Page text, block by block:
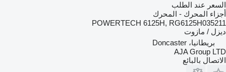
السعر عند الطلب
أجزاء المحرك - المحرك
POWERTECH 6125H, RG6125H035211
ديزل / مازوت
بريطانيا، Doncaster
AJA Group LTD
الاتصال بالبائع